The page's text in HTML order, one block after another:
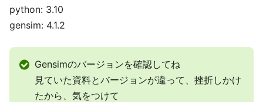
python: 3.10
gensim: 4.1.2
Gensimのバージョンを確認してね
見ていた資料とバージョンが違って、挫折しかけ
たから、気をつけて